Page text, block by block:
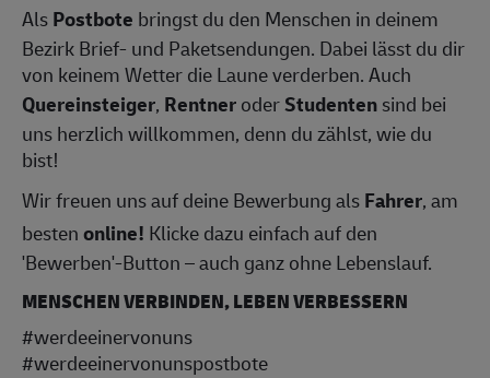
AlsPostbote bringst du den Menschen in deinem
Bezirk Brief- und Paketsendungen. Dabei lässt du dir
von keinem Wetter die Laune verderben. Auch
Quereinsteiger, RentneroderStudentensind bei
uns herzlich willkommen, denn du zählst, wie du
bist!
Wir freuen uns auf deine Bewerbung alsFahrer, am
bestenonline! Klicke dazu einfach auf den
'Bewerben'-Button – auch ganz ohne Lebenslauf.
MENSCHEN VERBINDEN, LEBEN VERBESSERN
#werdeeinervonuns
#werdeeinervonunspostbote